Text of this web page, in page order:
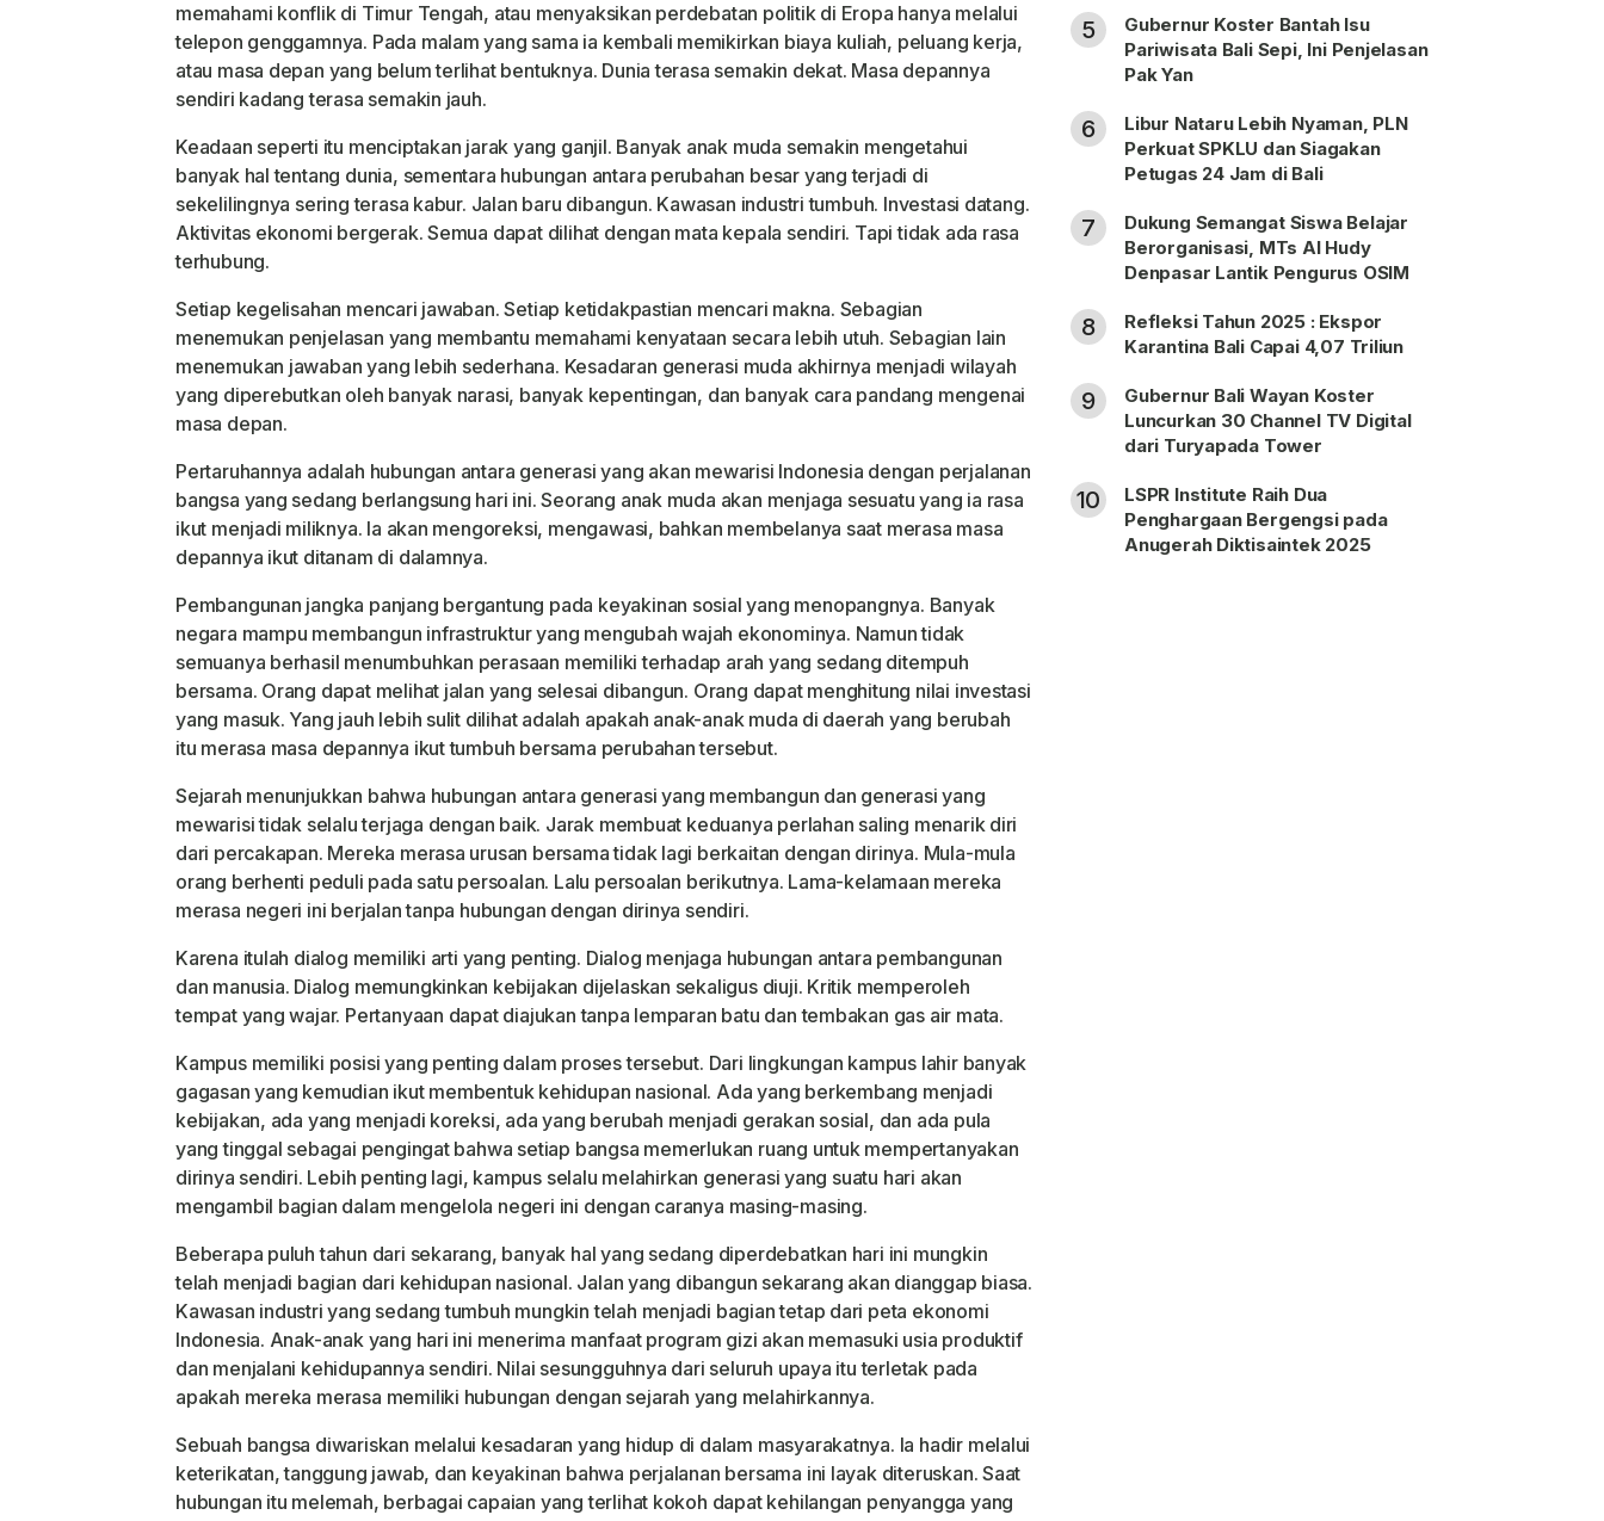
memahami konflik di Timur Tengah, atau menyaksikan perdebatan politik di Eropa hanya melalui
telepon genggamnya. Pada malam yang sama ia kembali memikirkan biaya kuliah, peluang kerja,
atau masa depan yang belum terlihat bentuknya. Dunia terasa semakin dekat. Masa depannya
sendiri kadang terasa semakin jauh.
Keadaan seperti itu menciptakan jarak yang ganjil. Banyak anak muda semakin mengetahui
banyak hal tentang dunia, sementara hubungan antara perubahan besar yang terjadi di
sekelilingnya sering terasa kabur. Jalan baru dibangun. Kawasan industri tumbuh. Investasi datang.
Aktivitas ekonomi bergerak. Semua dapat dilihat dengan mata kepala sendiri. Tapi tidak ada rasa
terhubung.
Setiap kegelisahan mencari jawaban. Setiap ketidakpastian mencari makna. Sebagian
menemukan penjelasan yang membantu memahami kenyataan secara lebih utuh. Sebagian lain
menemukan jawaban yang lebih sederhana. Kesadaran generasi muda akhirnya menjadi wilayah
yang diperebutkan oleh banyak narasi, banyak kepentingan, dan banyak cara pandang mengenai
masa depan.
Pertaruhannya adalah hubungan antara generasi yang akan mewarisi Indonesia dengan perjalanan
bangsa yang sedang berlangsung hari ini. Seorang anak muda akan menjaga sesuatu yang ia rasa
ikut menjadi miliknya. Ia akan mengoreksi, mengawasi, bahkan membelanya saat merasa masa
depannya ikut ditanam di dalamnya.
Pembangunan jangka panjang bergantung pada keyakinan sosial yang menopangnya. Banyak
negara mampu membangun infrastruktur yang mengubah wajah ekonominya. Namun tidak
semuanya berhasil menumbuhkan perasaan memiliki terhadap arah yang sedang ditempuh
bersama. Orang dapat melihat jalan yang selesai dibangun. Orang dapat menghitung nilai investasi
yang masuk. Yang jauh lebih sulit dilihat adalah apakah anak-anak muda di daerah yang berubah
itu merasa masa depannya ikut tumbuh bersama perubahan tersebut.
Sejarah menunjukkan bahwa hubungan antara generasi yang membangun dan generasi yang
mewarisi tidak selalu terjaga dengan baik. Jarak membuat keduanya perlahan saling menarik diri
dari percakapan. Mereka merasa urusan bersama tidak lagi berkaitan dengan dirinya. Mula-mula
orang berhenti peduli pada satu persoalan. Lalu persoalan berikutnya. Lama-kelamaan mereka
merasa negeri ini berjalan tanpa hubungan dengan dirinya sendiri.
Karena itulah dialog memiliki arti yang penting. Dialog menjaga hubungan antara pembangunan
dan manusia. Dialog memungkinkan kebijakan dijelaskan sekaligus diuji. Kritik memperoleh
tempat yang wajar. Pertanyaan dapat diajukan tanpa lemparan batu dan tembakan gas air mata.
Kampus memiliki posisi yang penting dalam proses tersebut. Dari lingkungan kampus lahir banyak
gagasan yang kemudian ikut membentuk kehidupan nasional. Ada yang berkembang menjadi
kebijakan, ada yang menjadi koreksi, ada yang berubah menjadi gerakan sosial, dan ada pula
yang tinggal sebagai pengingat bahwa setiap bangsa memerlukan ruang untuk mempertanyakan
dirinya sendiri. Lebih penting lagi, kampus selalu melahirkan generasi yang suatu hari akan
mengambil bagian dalam mengelola negeri ini dengan caranya masing-masing.
Beberapa puluh tahun dari sekarang, banyak hal yang sedang diperdebatkan hari ini mungkin
telah menjadi bagian dari kehidupan nasional. Jalan yang dibangun sekarang akan dianggap biasa.
Kawasan industri yang sedang tumbuh mungkin telah menjadi bagian tetap dari peta ekonomi
Indonesia. Anak-anak yang hari ini menerima manfaat program gizi akan memasuki usia produktif
dan menjalani kehidupannya sendiri. Nilai sesungguhnya dari seluruh upaya itu terletak pada
apakah mereka merasa memiliki hubungan dengan sejarah yang melahirkannya.
Sebuah bangsa diwariskan melalui kesadaran yang hidup di dalam masyarakatnya. Ia hadir melalui
keterikatan, tanggung jawab, dan keyakinan bahwa perjalanan bersama ini layak diteruskan. Saat
hubungan itu melemah, berbagai capaian yang terlihat kokoh dapat kehilangan penyangga yang
5
Gubernur Koster Bantah Isu
Pariwisata Bali Sepi, Ini Penjelasan
Pak Yan
6
Libur Nataru Lebih Nyaman, PLN
Perkuat SPKLU dan Siagakan
Petugas 24 Jam di Bali
7
Dukung Semangat Siswa Belajar
Berorganisasi, MTs Al Hudy
Denpasar Lantik Pengurus OSIM
8
Refleksi Tahun 2025 : Ekspor
Karantina Bali Capai 4,07 Triliun
9
Gubernur Bali Wayan Koster
Luncurkan 30 Channel TV Digital
dari Turyapada Tower
10
LSPR Institute Raih Dua
Penghargaan Bergengsi pada
Anugerah Diktisaintek 2025